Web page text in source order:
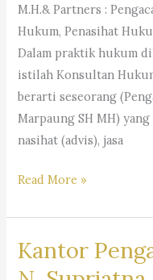
M.H.& Partners :
Hukum, Penasihat
Dalam praktik hukum
istilah Konsultan
berarti seseorang
Marpaung SH MH)
nasihat (advis), jasa
#Pengacara, #Advokat,
Read More »
Kantor